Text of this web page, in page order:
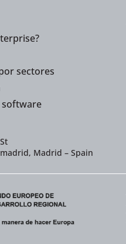
sectores
software
Madrid – Spain